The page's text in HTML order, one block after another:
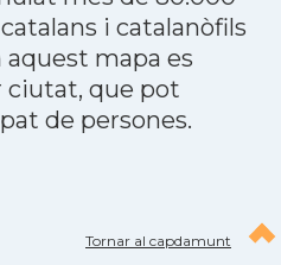
i catalanòfils
mapa es
ciutat, que pot
de persones.
Tornar al capdamunt